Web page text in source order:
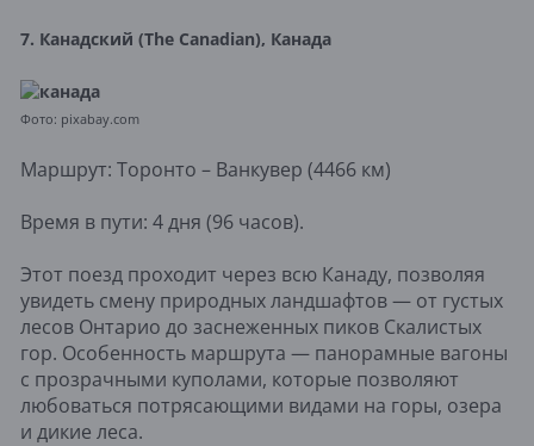
7. Канадский (The Canadian), Канада
Фото: pixabay.com
Маршрут: Торонто – Ванкувер (4466 км)
Время в пути: 4 дня (96 часов).
Этот поезд проходит через всю Канаду, позволяя
увидеть смену природных ландшафтов — от густых
лесов Онтарио до заснеженных пиков Скалистых
гор. Особенность маршрута — панорамные вагоны
с прозрачными куполами, которые позволяют
любоваться потрясающими видами на горы, озера
и дикие леса.